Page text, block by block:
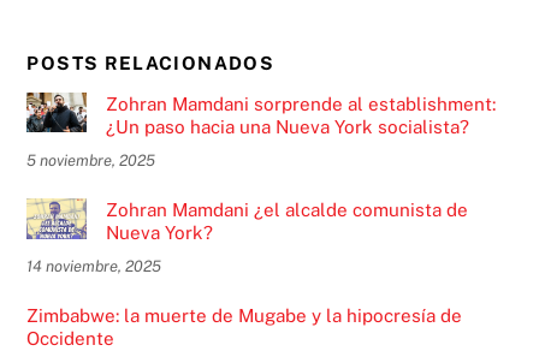
POSTS RELACIONADOS
Zohran Mamdani sorprende al establishment:
¿Un paso hacia una Nueva York socialista?
5 noviembre, 2025
Zohran Mamdani ¿el alcalde comunista de
Nueva York?
14 noviembre, 2025
Zimbabwe: la muerte de Mugabe y la hipocresía de
Occidente